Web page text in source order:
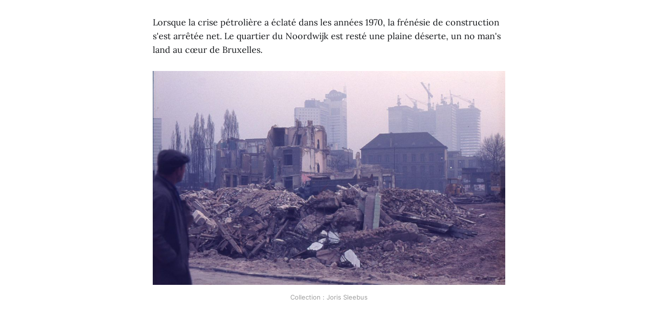
Lorsque la crise pétrolière a éclaté dans les années 1970, la frénésie de construction
s'est arrêtée net. Le quartier du Noordwijk est resté une plaine déserte, un no man's
land au cœur de Bruxelles.
Collection : Joris Sleebus